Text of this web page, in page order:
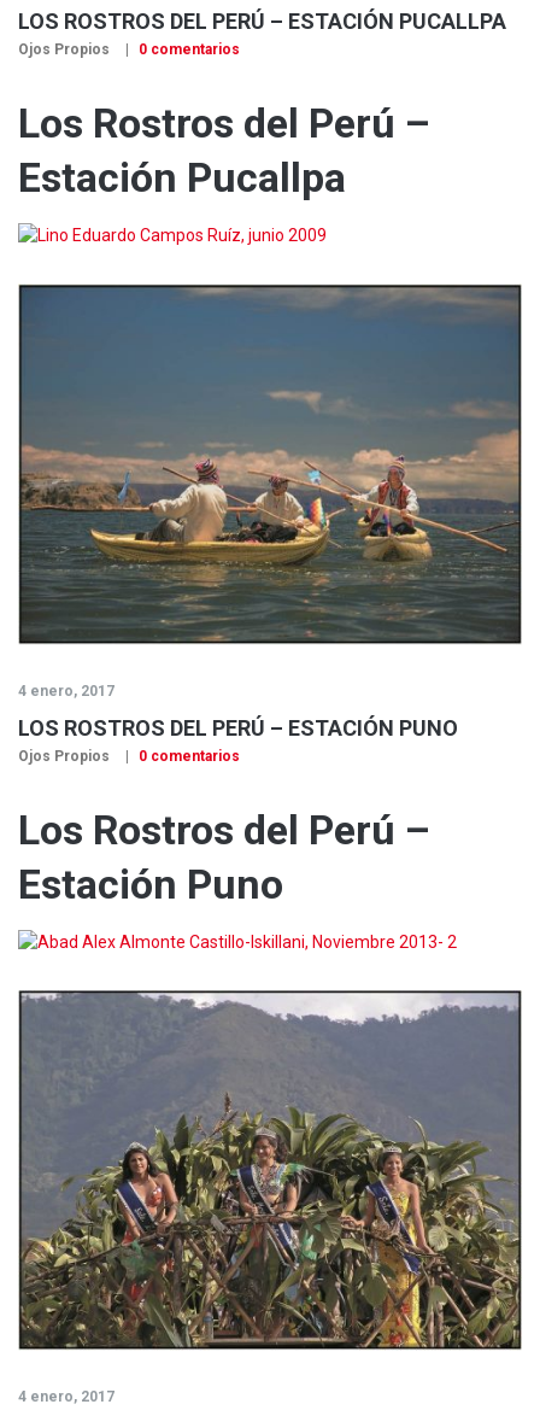
LOS ROSTROS DEL PERÚ – ESTACIÓN PUCALLPA
Ojos Propios 0 comentarios
Los Rostros del Perú –
Estación Pucallpa
4 enero, 2017
LOS ROSTROS DEL PERÚ – ESTACIÓN PUNO
Ojos Propios 0 comentarios
Los Rostros del Perú –
Estación Puno
4 enero, 2017